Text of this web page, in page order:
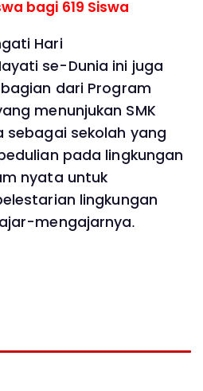
bagi 619 Siswa
Hari
se-Dunia ini juga
dari Program
menunjukan SMK
sebagai sekolah yang
pada lingkungan
nyata untuk
lingkungan
mengajarnya.